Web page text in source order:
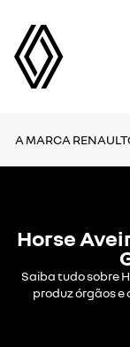
A MARCA RENAULT
Horse
Saiba tudo sobre
produz órgãos